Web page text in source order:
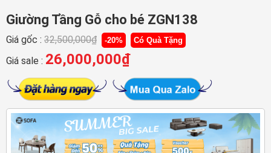
PHÒNG KHÁCH
Giường Tầng Gỗ cho bé ZGN138
Giá gốc : 32,500,000₫ -20% Có Quà Tặng
Giá sale : 26,000,000₫